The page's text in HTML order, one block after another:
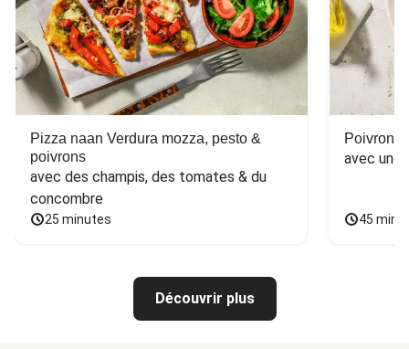
Pizza naan Verdura mozza, pesto &
poivrons
avec des champis, des tomates & du
concombre
25 minutes
Poivron
avec une
45
Découvrir plus